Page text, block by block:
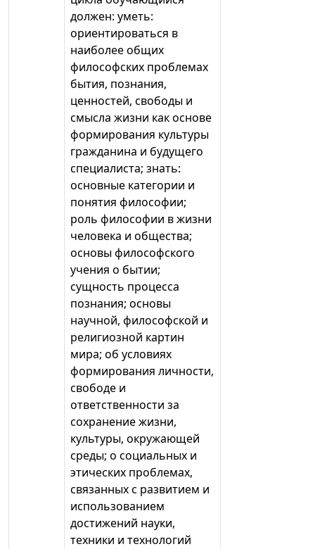
должен: уметь:
ориентироваться в
наиболее общих
философских проблемах
бытия, познания,
ценностей, свободы и
смысла жизни как основе
формирования культуры
гражданина и будущего
специалиста; знать:
основные категории и
понятия философии;
роль философии в жизни
человека и общества;
основы философского
учения о бытии;
сущность процесса
познания; основы
научной, философской и
религиозной картин
мира; об условиях
формирования личности,
свободе и
ответственности за
сохранение жизни,
культуры, окружающей
среды; о социальных и
этических проблемах,
связанных с развитием и
использованием
достижений науки,
техники и технологий